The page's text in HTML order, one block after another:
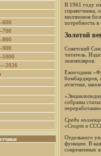
В 1961 году
справочника,
миллионов
потребность в
Золотой
Советский
читатель.
экземпляров.
Ежегодник
бомбардиров,
атлетике,
собраны
Среди
«Спорт в
Отдельного
функции. В
современных